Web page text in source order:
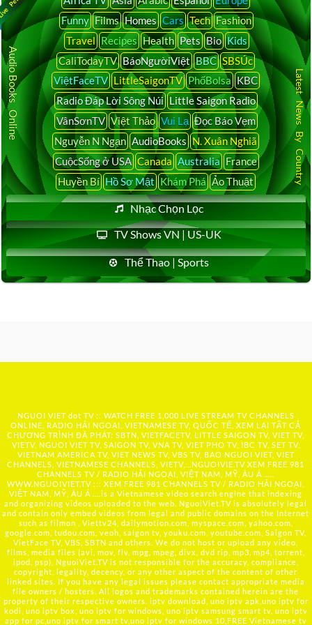
Funny Films Homes Cars Tech Fashion
Travel Recipes Health Pets Bio Kids
CaliTodayTV BáoNgườiViệt BBC SBSÚc
ViệtFaceTV LittleSaigonTV PhốBolsa KBC
Radio Đáp Lời Sông Núi Little Saigon Radio
VânSơnTV Việt Thảo Vui Lạ Đọc Báo Vẹm
Nguyễn N Ngạn AudioBooks N. Xuân Nghiã
CuộcSống ở USA Canada Australia France
Huyền Bí Hồ Sơ Mật Khám Phá Ảo Thuật
Nhạc Chọn Lọc
TV Shows VN | US-UK
Thể Thao | Sports
Audio Books Online Latest News By Country
NGUOI VIET dot TV :: WATCH FREE 1,000 LIVE STREAM TV CHANNELS
ONLINE, RADIO HẢI NGOẠI, VIETNAMESE TV, QUỐC TẾ, XEM LẠI TẤT CẢ
CHƯƠNG TRÌNH ĐÃ PHÁT: SBTN, VIETFACETV, LITTLE SAIGON TV, VIET TV,
VIETV, NGUOI VIET TV, SAIGON TV, VNA TV, VIET PHO TV, IBC TV, SET TV,
VIETNAM AMERICA TV, VIET NEWS TV, VBS TV, BAO NGUOI VIET, VIET
CHANNELS, VIETNAMESE CHANNELS, VIETV,... NGUOIVIE.TV XEM FREE 981
CHANNELS TV / RADIO HẢI NGOẠI, VIỆT NAM, MỸ, ÂU Á …..
WWW.NGUOIVIET.TV ::: XEM FREE 981 CHANNELS TV / RADIO HẢI NGOẠI,
VIỆT NAM, MỸ, ÂU Á ….is a Vietnamese video search engine that indexing
and organizing videos uploaded to the web. NguoiViet.TV is absolutely legal
and contain only embed videos from legal and public domains on the Internet
such as filmon , Viettv24, dailymotion.com, myspace.com, yahoo.com,
google.com, tudou.com, veoh, saigon tv, youku.com, youtube.com, Saigon TV,
VietFace TV, VBS, SBTN and others. We do not host or upload any video,
films, media files (avi, mov, flv, mpg, mpeg, divx, dvd rip, mp3, mp4, torrent,
ipod, psp), NguoiViet.TV is not responsible for the accuracy, compliance,
copyright, legality, decency, or any other aspect of the content of other
linked sites. If you have any legal issues please contact appropriate media
file owners / hosters. All logos and trademarks contained herein are the
property of their respective owners. iptv download, uno iptv apk,uno iptv for
kodi, uno iptv box, uno iptv for windows, uno iptv samsung smart tv, uno iptv
app for pc,uno iptv for smart tv,uno iptv for windows 10,FREE Vietnamese tv